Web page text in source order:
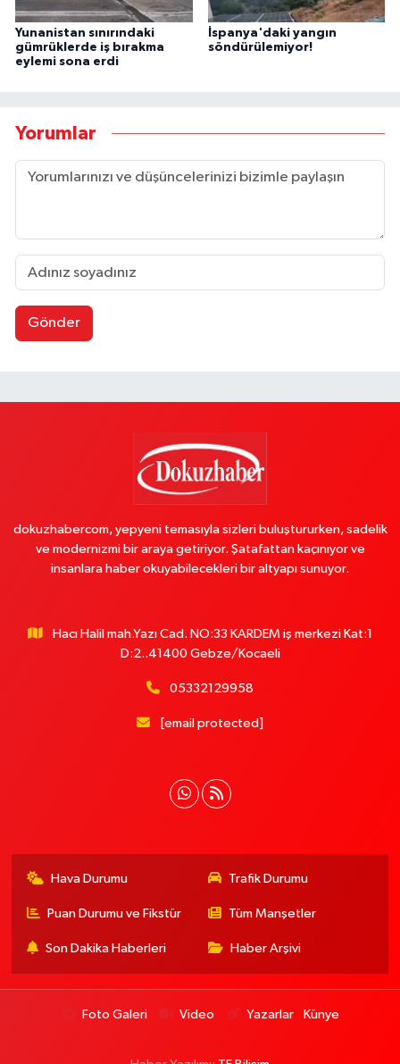
Yunanistan sınırındaki
gümrüklerde iş bırakma
eylemi sona erdi
İspanya'daki yangın
söndürülemiyor!
Yorumlar
Gönder
dokuzhabercom, yepyeni temasıyla sizleri buluştururken, sadelik
ve modernizmi bir araya getiriyor. Şatafattan kaçınıyor ve
insanlara haber okuyabilecekleri bir altyapı sunuyor.
Hacı Halil mah.Yazı Cad. NO:33 KARDEM iş merkezi Kat:1
D:2..41400 Gebze/Kocaeli
05332129958
[email protected]
Hava Durumu Trafik Durumu
Puan Durumu ve Fikstür Tüm Manşetler
Son Dakika Haberleri Haber Arşivi
Foto Galeri Video Yazarlar Künye